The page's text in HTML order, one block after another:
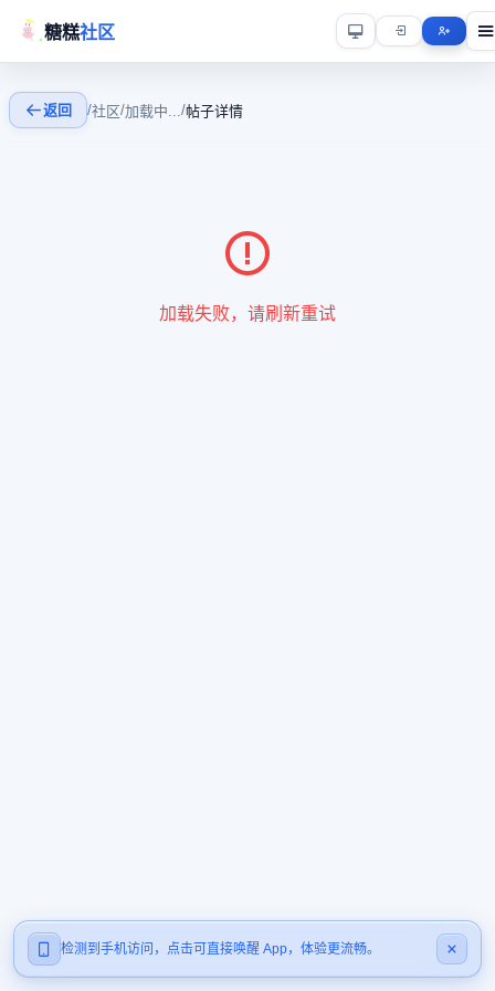
糖糕社区
检测到手机访问，点击可直接唤醒 App，体验更流畅。
返回 /社区/加载中.../帖子详情
加载失败，请刷新重试